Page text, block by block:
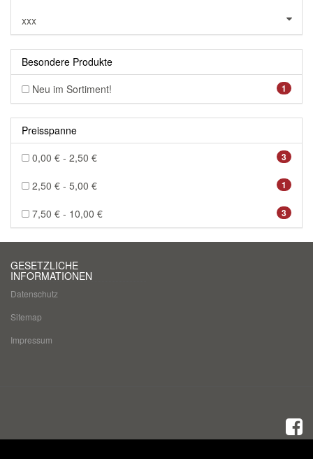
xxx
Besondere Produkte
1
Neu im Sortiment!
Preisspanne
3
0,00 € - 2,50 €
1
2,50 € - 5,00 €
3
7,50 € - 10,00 €
GESETZLICHE
INFORMATIONEN
Datenschutz
Sitemap
Impressum